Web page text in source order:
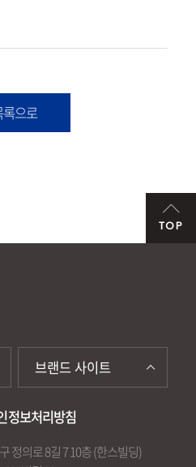
록으로
TOP
브랜드 사이트
정보처리방침
정의로 8길 7 10층 (한스빌딩)